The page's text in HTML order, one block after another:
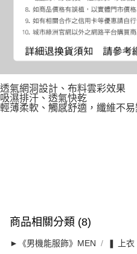
透氣網洞設計、布料雲彩效果
吸濕排汗、透氣快乾
輕薄柔軟、觸感舒適，纖維不
商品相關分類 (8)
►《男機能服飾》MEN ❚ 上衣